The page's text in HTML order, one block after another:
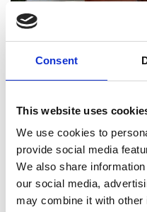
Consent
This website uses
We use cookies to
provide social media
We also share
our social media,
may combine it with other
Tällainen on Hiisipirtti
Pyykkönen.
Hiisipirtin alakerrassa on
majoitustilaa yhdeksälle ja